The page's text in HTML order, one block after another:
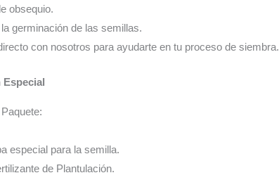
obsequio.
germinación de las semillas.
con nosotros para ayudarte en tu proceso de siembra.
Especial
especial para la semilla.
de Plantulación.